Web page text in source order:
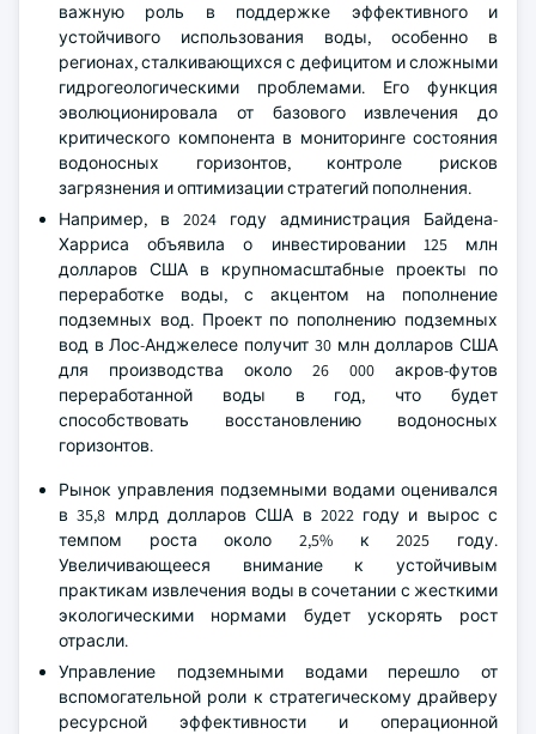
важную роль в поддержке эффективного и
устойчивого использования воды, особенно в
регионах, сталкивающихся с дефицитом и сложными
гидрогеологическими проблемами. Его функция
эволюционировала от базового извлечения до
критического компонента в мониторинге состояния
водоносных горизонтов, контроле рисков
загрязнения и оптимизации стратегий пополнения.
Например, в 2024 году администрация Байдена-
Харриса объявила о инвестировании 125 млн
долларов США в крупномасштабные проекты по
переработке воды, с акцентом на пополнение
подземных вод. Проект по пополнению подземных
вод в Лос-Анджелесе получит 30 млн долларов США
для производства около 26 000 акров-футов
переработанной воды в год, что будет
способствовать восстановлению водоносных
горизонтов.
Рынок управления подземными водами оценивался
в 35,8 млрд долларов США в 2022 году и вырос с
темпом роста около 2,5% к 2025 году.
Увеличивающееся внимание к устойчивым
практикам извлечения воды в сочетании с жесткими
экологическими нормами будет ускорять рост
отрасли.
Управление подземными водами перешло от
вспомогательной роли к стратегическому драйверу
ресурсной эффективности и операционной